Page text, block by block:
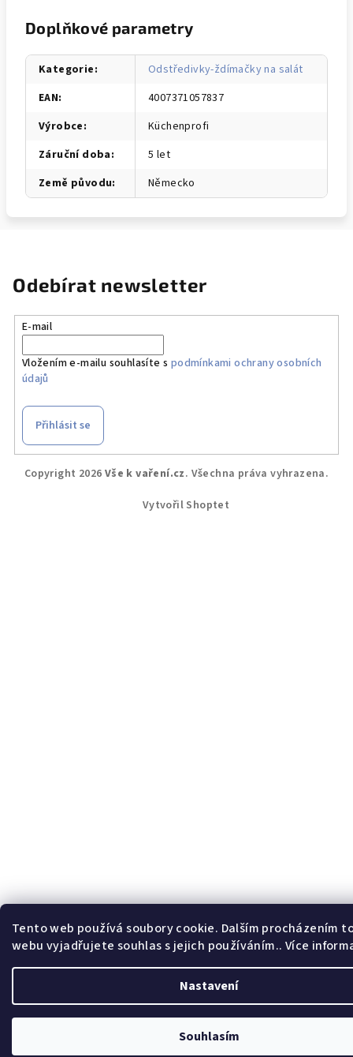
Tento web používá soubory cookie. Dalším procházením
webu vyjadřujete souhlas s jejich používáním.. Více
Nastavení
Souhlasím
Doplňkové parametry
Kategorie:
Odstředivky-ždímačky na salát
EAN:
4007371057837
Výrobce:
Küchenprofi
Záruční doba:
5 let
Země původu: Německo
Odebírat newsletter
E-mail
Vložením e-mailu souhlasíte s podmínkami ochrany osobních
údajů
Přihlásit se
Copyright 2026 Vše k vaření.cz. Všechna práva vyhrazena.
Vytvořil Shoptet